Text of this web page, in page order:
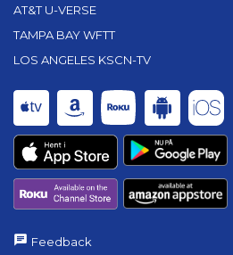
AT&T U-VERSE
TAMPA BAY WFTT
LOS ANGELES KSCN-TV
Feedback